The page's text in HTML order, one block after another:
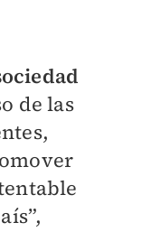
de las